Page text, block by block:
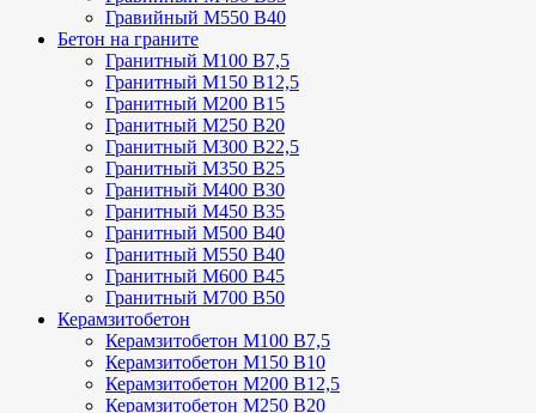
Гравийный М550 В40
Бетон на граните
Гранитный М100 В7,5
Гранитный М150 В12,5
Гранитный М200 В15
Гранитный М250 В20
Гранитный М300 В22,5
Гранитный М350 В25
Гранитный М400 В30
Гранитный М450 В35
Гранитный М500 В40
Гранитный М550 В40
Гранитный М600 В45
Гранитный М700 В50
Керамзитобетон
Керамзитобетон М100 В7,5
Керамзитобетон М150 В10
Керамзитобетон М200 В12,5
Керамзитобетон М250 В20